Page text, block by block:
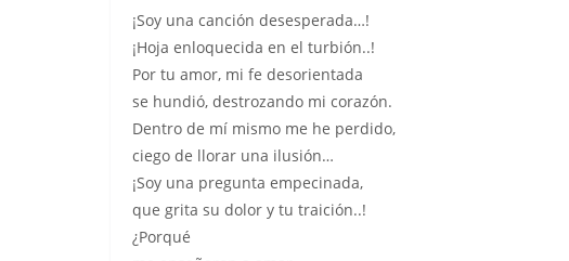
¡Soy una canción desesperada…!
¡Hoja enloquecida en el turbión..!
Por tu amor, mi fe desorientada
se hundió, destrozando mi corazón.
Dentro de mí mismo me he perdido,
ciego de llorar una ilusión…
¡Soy una pregunta empecinada,
que grita su dolor y tu traición..!
¿Porqué